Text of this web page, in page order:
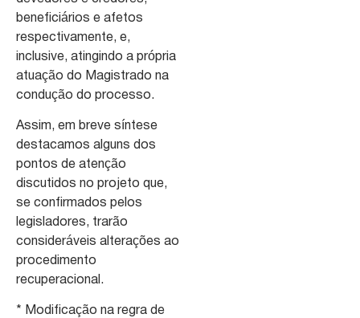
beneficiários e afetos
respectivamente, e,
inclusive, atingindo a própria
atuação do Magistrado na
condução do processo.
Assim, em breve síntese
destacamos alguns dos
pontos de atenção
discutidos no projeto que,
se confirmados pelos
legisladores, trarão
consideráveis alterações ao
procedimento
recuperacional.
* Modificação na regra de